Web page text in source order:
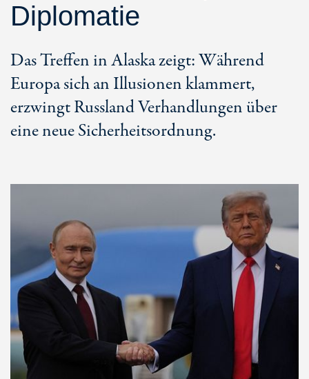
Diplomatie
Das Treffen in Alaska zeigt: Während
Europa sich an Illusionen klammert,
erzwingt Russland Verhandlungen über
eine neue Sicherheitsordnung.